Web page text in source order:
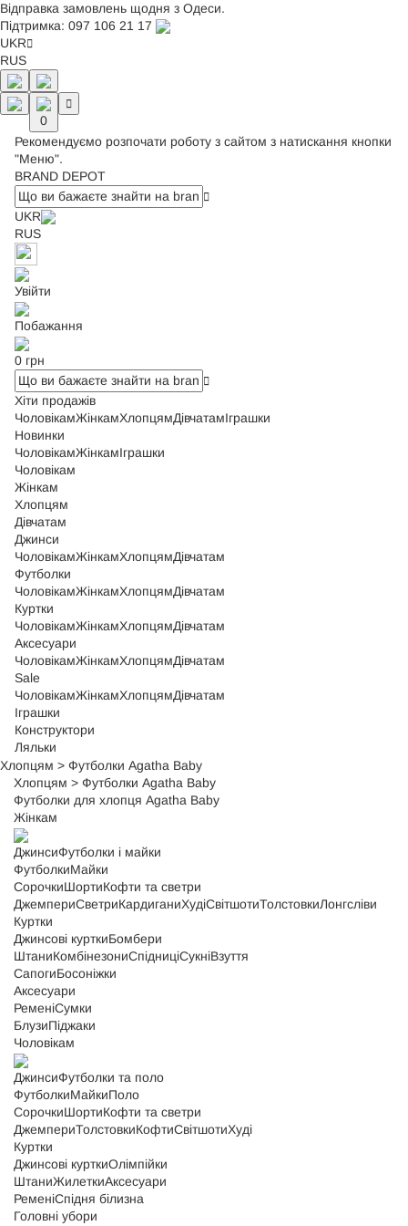
Відправка замовлень щодня з Одеси.
Підтримка: 097 106 21 17
UKR
RUS
0
Рекомендуємо розпочати роботу з сайтом з натискання кнопки
"Меню".
BRAND DEPOT
UKR
RUS
Увійти
Побажання
0 грн
Хіти продажів
ЧоловікамЖінкамХлопцямДівчатамІграшки
Новинки
ЧоловікамЖінкамІграшки
Чоловікам
Жінкам
Хлопцям
Дівчатам
Джинси
ЧоловікамЖінкамХлопцямДівчатам
Футболки
ЧоловікамЖінкамХлопцямДівчатам
Куртки
ЧоловікамЖінкамХлопцямДівчатам
Аксесуари
ЧоловікамЖінкамХлопцямДівчатам
Sale
ЧоловікамЖінкамХлопцямДівчатам
Іграшки
Конструктори
Ляльки
Хлопцям > Футболки Agatha Baby
Хлопцям > Футболки Agatha Baby
Футболки для хлопця Agatha Baby
Жінкам
ДжинсиФутболки і майки
ФутболкиМайки
СорочкиШортиКофти та светри
ДжемпериСветриКардиганиХудіСвітшотиТолстовкиЛонгсліви
Куртки
Джинсові курткиБомбери
ШтаниКомбінезониСпідниціСукніВзуття
СапогиБосоніжки
Аксесуари
РеменіСумки
БлузиПіджаки
Чоловікам
ДжинсиФутболки та поло
ФутболкиМайкиПоло
СорочкиШортиКофти та светри
ДжемпериТолстовкиКофтиСвітшотиХуді
Куртки
Джинсові курткиОлімпійки
ШтаниЖилеткиАксесуари
РеменіСпідня білизна
Головні убори